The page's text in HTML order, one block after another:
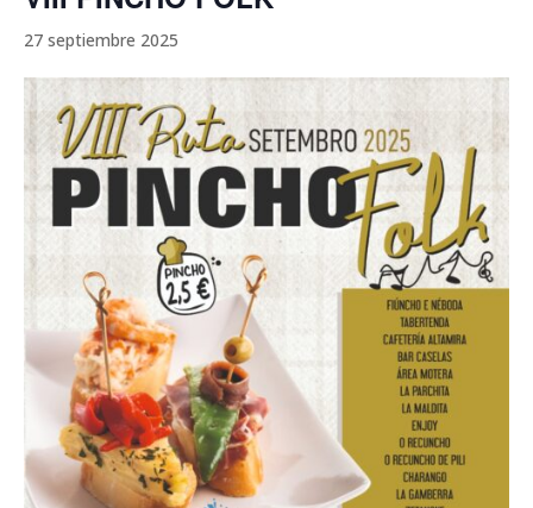
27 septiembre 2025